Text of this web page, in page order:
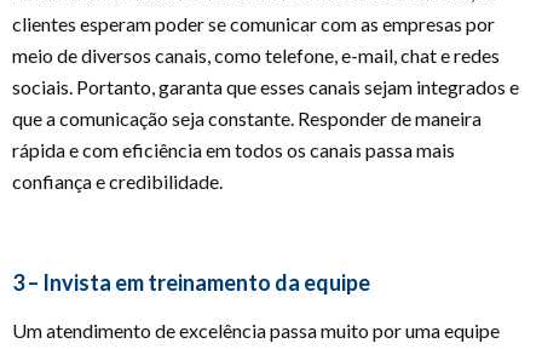
clientes esperam poder se comunicar com as empresas por
meio de diversos canais, como telefone, e-mail, chat e redes
sociais. Portanto, garanta que esses canais sejam integrados e
que a comunicação seja constante. Responder de maneira
rápida e com eficiência em todos os canais passa mais
confiança e credibilidade.
3 – Invista em treinamento da equipe
Um atendimento de excelência passa muito por uma equipe